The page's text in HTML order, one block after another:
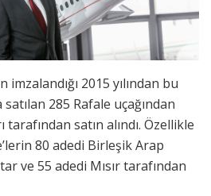
imzalandığı 2015 yılından bu
285 Rafale uçağından
tarafından satın alındı. Özellikle
80 adedi Birleşik Arap
ve 55 adedi Mısır tarafından